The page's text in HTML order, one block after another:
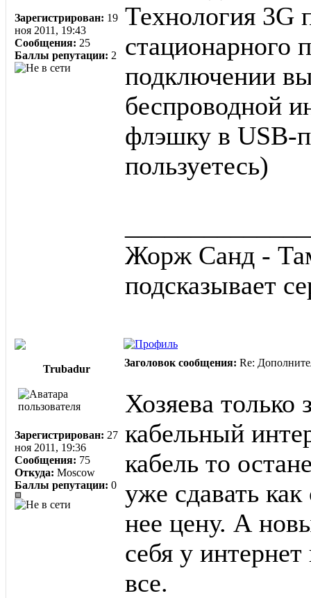
Зарегистрирован: 19
ноя 2011, 19:43
Сообщения: 25
Баллы репутации: 2
Технология 3G
стационарного
подключении
беспроводной
флэшку в USB-
пользуетесь)
Жорж Санд -
подсказывает
Trubadur
Заголовок сообщения: Re:
Зарегистрирован: 27
ноя 2011, 19:36
Сообщения: 75
Откуда: Moscow
Баллы репутации: 0
Хозяева только
кабельный
кабель то
уже сдавать
нее цену. А
себя у
все.